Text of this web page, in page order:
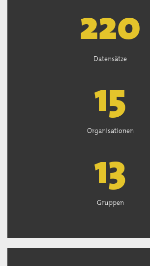
222
Datensätze
15
Organisationen
13
Gruppen